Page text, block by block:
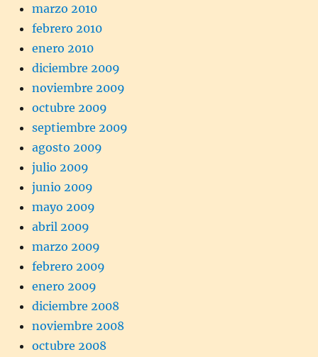
marzo 2010
febrero 2010
enero 2010
diciembre 2009
noviembre 2009
octubre 2009
septiembre 2009
agosto 2009
julio 2009
junio 2009
mayo 2009
abril 2009
marzo 2009
febrero 2009
enero 2009
diciembre 2008
noviembre 2008
octubre 2008